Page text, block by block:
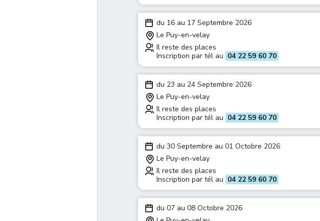
du 16 au 17 Septembre 2026
Le Puy-en-velay
Il reste des places
Inscription par tél au 04 22 59 60 70
du 23 au 24 Septembre 2026
Le Puy-en-velay
Il reste des places
Inscription par tél au 04 22 59 60 70
du 30 Septembre au 01 Octobre 2026
Le Puy-en-velay
Il reste des places
Inscription par tél au 04 22 59 60 70
du 07 au 08 Octobre 2026